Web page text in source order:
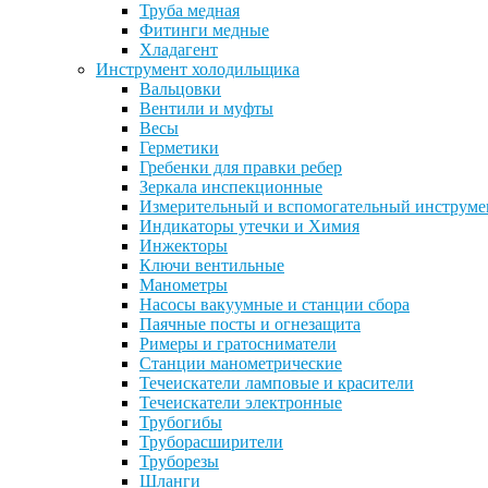
Труба медная
Фитинги медные
Хладагент
Инструмент холодильщика
Вальцовки
Вентили и муфты
Весы
Герметики
Гребенки для правки ребер
Зеркала инспекционные
Измерительный и вспомогательный
Индикаторы утечки и Химия
Инжекторы
Ключи вентильные
Манометры
Насосы вакуумные и станции сбора
Паячные посты и огнезащита
Римеры и гратосниматели
Станции манометрические
Течеискатели ламповые и красители
Течеискатели электронные
Трубогибы
Труборасширители
Труборезы
Шланги